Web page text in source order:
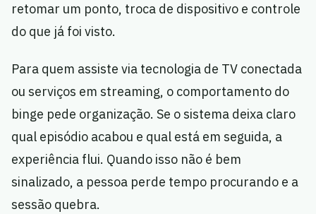
retomar um ponto, troca de dispositivo e controle
do que já foi visto.
Para quem assiste via tecnologia de TV conectada
ou serviços em streaming, o comportamento do
binge pede organização. Se o sistema deixa claro
qual episódio acabou e qual está em seguida, a
experiência flui. Quando isso não é bem
sinalizado, a pessoa perde tempo procurando e a
sessão quebra.